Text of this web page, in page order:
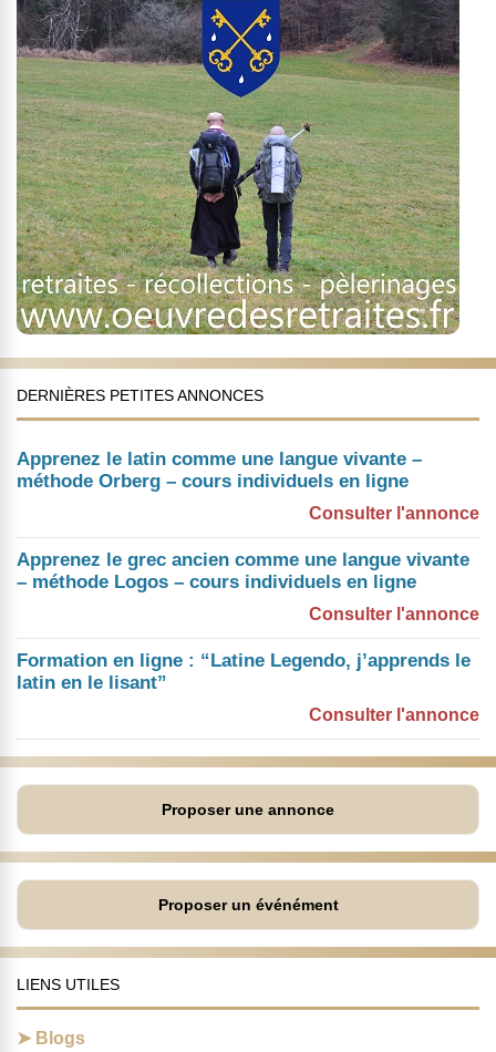
DERNIÈRES PETITES ANNONCES
Apprenez le latin comme une langue vivante –
méthode Orberg – cours individuels en ligne
Consulter l'annonce
Apprenez le grec ancien comme une langue vivante
– méthode Logos – cours individuels en ligne
Consulter l'annonce
Formation en ligne : “Latine Legendo, j’apprends le
latin en le lisant”
Consulter l'annonce
Proposer une annonce
Proposer un événément
LIENS UTILES
Blogs